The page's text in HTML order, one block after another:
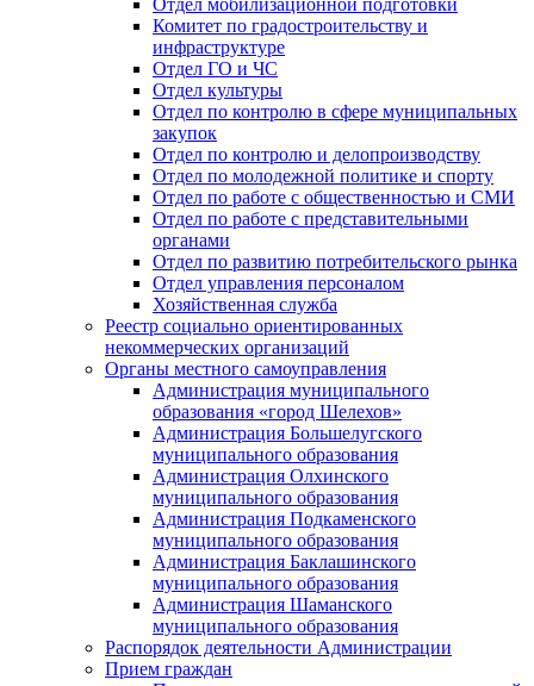
Комитет по градостроительству и
инфраструктуре
Отдел ГО и ЧС
Отдел культуры
Отдел по контролю в сфере муниципальных
закупок
Отдел по контролю и делопроизводству
Отдел по молодежной политике и спорту
Отдел по работе с общественностью и СМИ
Отдел по работе с представительными
органами
Отдел по развитию потребительского рынка
Отдел управления персоналом
Хозяйственная служба
Реестр социально ориентированных
некоммерческих организаций
Органы местного самоуправления
Администрация муниципального
образования «город Шелехов»
Администрация Большелугского
муниципального образования
Администрация Олхинского
муниципального образования
Администрация Подкаменского
муниципального образования
Администрация Баклашинского
муниципального образования
Администрация Шаманского
муниципального образования
Распорядок деятельности Администрации
Прием граждан